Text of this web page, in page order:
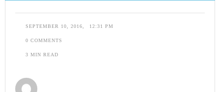
SEPTEMBER 10, 2016 12:31 PM
0 COMMENTS
3 MIN READ